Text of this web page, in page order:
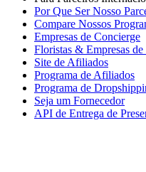
Por Que Ser Nosso
Compare Nossos
Empresas de Concierge
Floristas & Empresas de
Site de Afiliados
Programa de Afiliados
Programa de
Seja um Fornecedor
API de Entrega de